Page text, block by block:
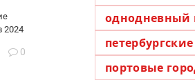
2024
0
однодневный
портовые